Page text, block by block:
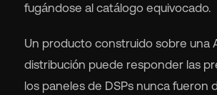
fugándose al catálogo equivocado.
Un producto construido sobre una
distribución puede responder las
los paneles de DSPs nunca fueron